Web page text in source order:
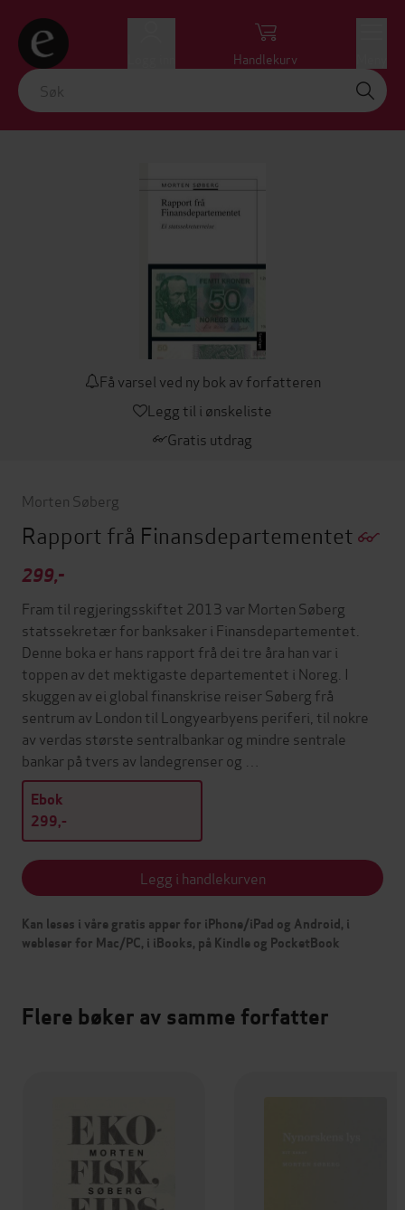
Handlekurv
Få varsel ved ny bok av forfatteren
Legg til i ønskeliste
Gratis utdrag
Morten Søberg
Rapport frå Finansdepartementet
299,-
Fram til regjeringsskiftet 2013 var Morten Søberg
statssekretær for banksaker i Finansdepartementet.
Denne boka er hans rapport frå dei tre åra han var i
toppen av det mektigaste departementet i Noreg. I
skuggen av ei global finanskrise reiser Søberg frå
sentrum av London til Longyearbyens periferi, til nokre
av verdas største sentralbankar og mindre sentrale
bankar på tvers av landegrenser og …
Ebok
299,-
Legg i handlekurven
Kan leses i våre gratis apper for iPhone/iPad og Android, i
webleser for Mac/PC, i iBooks, på Kindle og PocketBook
Flere bøker av samme forfatter